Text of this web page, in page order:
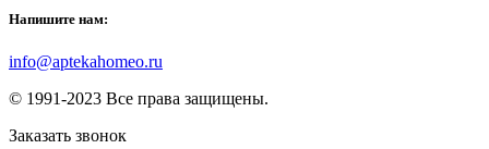
Напишите нам:
info@aptekahomeo.ru
© 1991-2023 Все права защищены.
Заказать звонок